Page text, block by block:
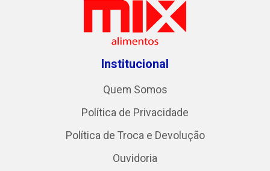
Institucional
Quem Somos
Política de Privacidade
Política de Troca e Devolução
Ouvidoria